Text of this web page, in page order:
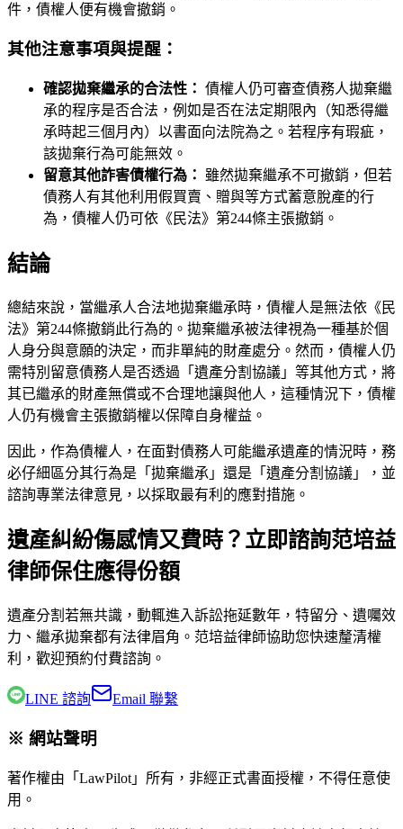
件，債權人便有機會撤銷。
其他注意事項與提醒：
確認拋棄繼承的合法性： 債權人仍可審查債務人拋棄繼
承的程序是否合法，例如是否在法定期限內（知悉得繼
承時起三個月內）以書面向法院為之。若程序有瑕疵，
該拋棄行為可能無效。
留意其他詐害債權行為：
雖然拋棄繼承不可撤銷，但若
債務人有其他利用假買賣、贈與等方式蓄意脫產的行
為，債權人仍可依《民法》第244條主張撤銷。
結論
總結來說，當繼承人合法地拋棄繼承時，債權人是無法依《民
法》第244條撤銷此行為的。拋棄繼承被法律視為一種基於個
人身分與意願的決定，而非單純的財產處分。然而，債權人仍
需特別留意債務人是否透過「遺產分割協議」等其他方式，將
其已繼承的財產無償或不合理地讓與他人，這種情況下，債權
人仍有機會主張撤銷權以保障自身權益。
因此，作為債權人，在面對債務人可能繼承遺產的情況時，務
必仔細區分其行為是「拋棄繼承」還是「遺產分割協議」，並
諮詢專業法律意見，以採取最有利的應對措施。
遺產糾紛傷感情又費時？立即諮詢范培益
律師保住應得份額
遺產分割若無共識，動輒進入訴訟拖延數年，特留分、遺囑效
力、繼承拋棄都有法律眉角。 范培益律師協助您快速釐清權
利，歡迎預約付費諮詢。
LINE 諮詢 Email 聯繫
※ 網站聲明
著作權由「LawPilot」所有，非經正式書面授權，不得任意使
用。